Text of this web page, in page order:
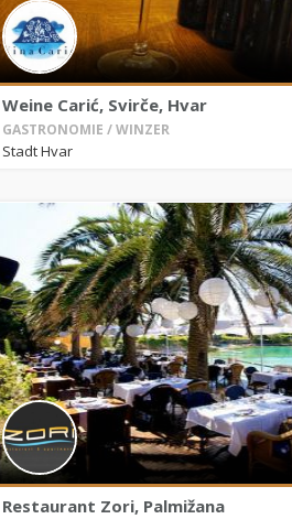
Weine Carić, Svirče, Hvar
GASTRONOMIE / WINZER
Stadt Hvar
Restaurant Zori, Palmižana